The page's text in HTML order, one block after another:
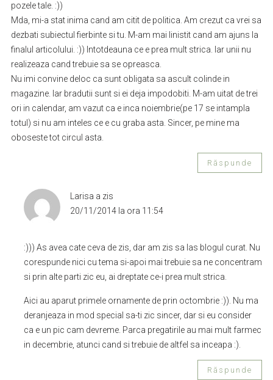
pozele tale. :))
Mda, mi-a stat inima cand am citit de politica. Am crezut ca vrei sa
dezbati subiectul fierbinte si tu. M-am mai linistit cand am ajuns la
finalul articolului. :)) Intotdeauna ce e prea mult strica. Iar unii nu
realizeaza cand trebuie sa se opreasca.
Nu imi convine deloc ca sunt obligata sa ascult colinde in
magazine. Iar bradutii sunt si ei deja impodobiti. M-am uitat de trei
ori in calendar, am vazut ca e inca noiembrie(pe 17 se intampla
totul) si nu am inteles ce e cu graba asta. Sincer, pe mine ma
oboseste tot circul asta.
Răspunde
Larisa a zis
20/11/2014 la ora 11:54
:))) As avea cate ceva de zis, dar am zis sa las blogul curat. Nu
corespunde nici cu tema si-apoi mai trebuie sa ne concentram
si prin alte parti zic eu, ai dreptate ce-i prea mult strica.
Aici au aparut primele ornamente de prin octombrie :)). Nu ma
deranjeaza in mod special sa-ti zic sincer, dar si eu consider
ca e un pic cam devreme. Parca pregatirile au mai mult farmec
in decembrie, atunci cand si trebuie de altfel sa inceapa :).
Răspunde